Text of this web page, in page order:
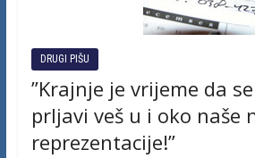
DRUGI PIŠU
”Krajnje je vrijeme da
prljavi veš u i oko naše
reprezentacije!”